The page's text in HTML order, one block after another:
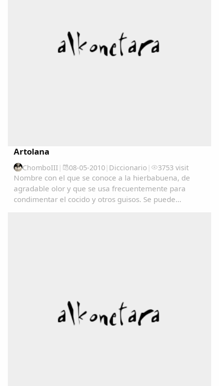
Artolana
ChomboIII | 08-05-2010| Diccionario | 3753 visit
Nombre con el que se conoce a la hierbabuena, de
agradable olor y que se usa frecuentemente para
condimentar el cocido y otros guisos. Se puede